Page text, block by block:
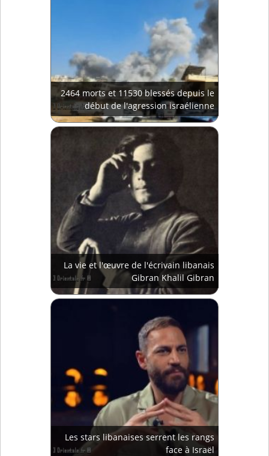
2464 morts et 11530 blessés depuis le
début de l'agression israélienne
La vie et l'œuvre de l'écrivain libanais
Gibran Khalil Gibran
Les stars libanaises serrent les rangs
face à Israël